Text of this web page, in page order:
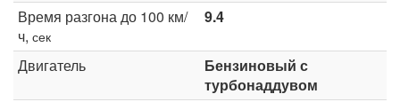
Время разгона до 100 км/
ч, сек
9.4
Двигатель
Бензиновый с
турбонаддувом